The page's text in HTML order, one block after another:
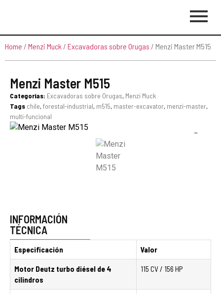
Home / Menzi Muck / Excavadoras sobre Orugas / Menzi Master M515
Menzi Master M515
Categorías: Excavadoras sobre Orugas, Menzi Muck
Tags chile, forestal-industrial, m515, master-excavator, menzi-master,
multi-funcional
INFORMACIÓN
TÉCNICA
Especificación Valor
Motor Deutz turbo diésel de 4
cilindros
115 CV / 156 HP